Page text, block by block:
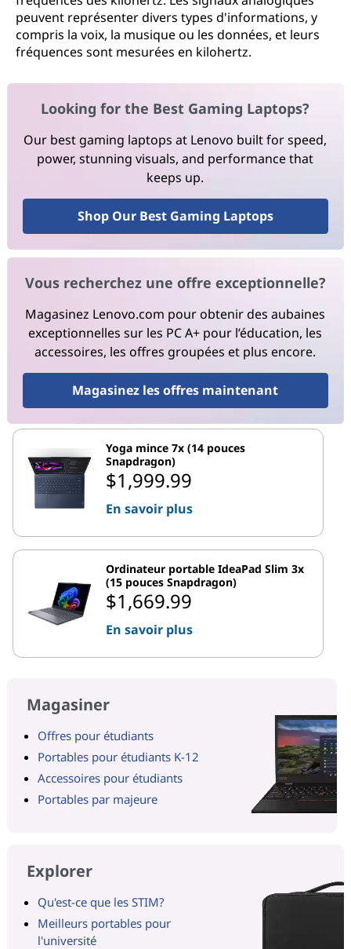
peuvent représenter divers types d'informations, y
compris la voix, la musique ou les données, et leurs
fréquences sont mesurées en kilohertz.
Looking for the Best Gaming Laptops?
Our best gaming laptops at Lenovo built for speed,
power, stunning visuals, and performance that
keeps up.
Shop Our Best Gaming Laptops
Vous recherchez une offre exceptionnelle?
Magasinez Lenovo.com pour obtenir des aubaines
exceptionnelles sur les PC A+ pour l’éducation, les
accessoires, les offres groupées et plus encore.
Magasinez les offres maintenant
Yoga mince 7x (14 pouces
Snapdragon)
$1,999.99
En savoir plus
Ordinateur portable IdeaPad Slim 3x
(15 pouces Snapdragon)
$1,669.99
En savoir plus
Magasiner
Offres pour étudiants
Portables pour étudiants K-12
Accessoires pour étudiants
Portables par majeure
Explorer
Qu'est-ce que les STIM?
Meilleurs portables pour
l'université